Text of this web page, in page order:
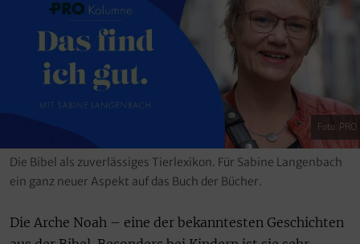
Foto: PRO
Die Bibel als zuverlässiges Tierlexikon. Für Sabine Langenbach
ein ganz neuer Aspekt auf das Buch der Bücher.
Die Arche Noah – eine der bekanntesten Geschichten